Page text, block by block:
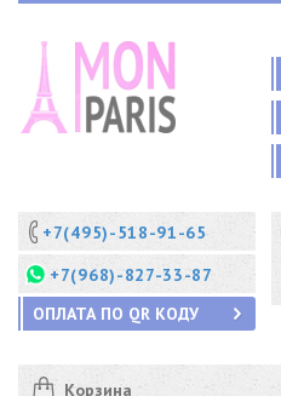
+7(495)-518-91-65
+7(968)-827-33-87
ОПЛАТА ПО QR КОДУ
Корзина